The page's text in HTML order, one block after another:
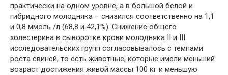
практически на одном уровне, а в большой белой и
гибридного молодняка – снизился соответственно на 1,1
и 0,8 ммоль /л (68,8 и 42,1%). Снижение общего
холестерина в сыворотке крови молодняка ІІ и ІІІ
исследовательских групп согласовывалось с темпами
роста свиней, то есть животные, которые имели меньший
возраст достижения живой массы 100 кг и меньшую